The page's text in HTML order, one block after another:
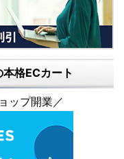
格ECカート
ップ開業／